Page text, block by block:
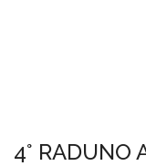
4° RADUNO